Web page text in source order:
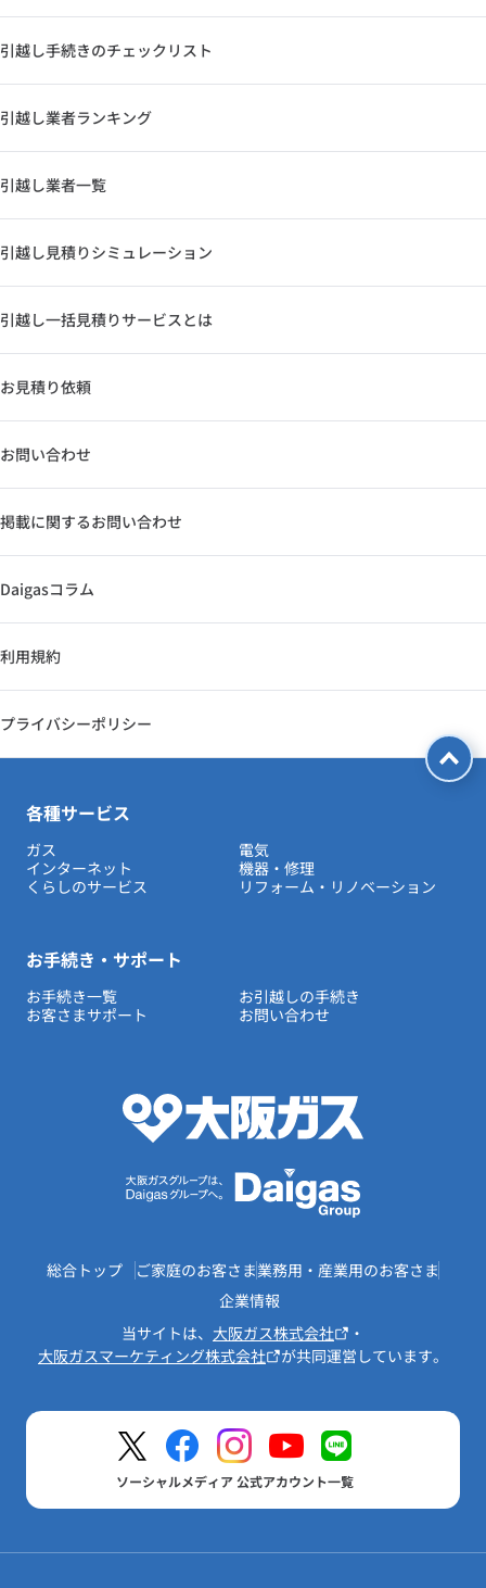
引越し手続きのチェックリスト
引越し業者ランキング
引越し業者一覧
引越し見積りシミュレーション
引越し一括見積りサービスとは
お見積り依頼
お問い合わせ
掲載に関するお問い合わせ
Daigasコラム
利用規約
プライバシーポリシー
各種サービス
ガス
電気
インターネット
機器・修理
くらしのサービス
リフォーム・リノベーション
お手続き・サポート
お手続き一覧
お引越しの手続き
お客さまサポート
お問い合わせ
総合トップ ご家庭のお客さま業務用・産業用のお客さま
企業情報
当サイトは、 大阪ガス株式会社
・
大阪ガスマーケティング株式会社
が共同運営しています。
ソーシャルメディア 公式アカウント一覧